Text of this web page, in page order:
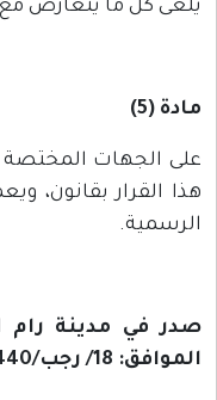
يلغى كل ما يتعارض مع
مادة (5)
على الجهات المختصة
هذا القرار بقانون،
الرسمية.
الموافق: 18/ رجب/1440 هجرية